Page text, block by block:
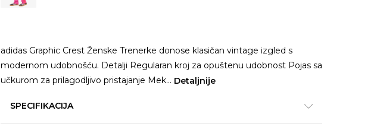
adidas Graphic Crest Ženske Trenerke donose klasičan vintage izgled s
modernom udobnošću. Detalji Regularan kroj za opuštenu udobnost Pojas sa
učkurom za prilagodljivo pristajanje Mek... Detaljnije
SPECIFIKACIJA